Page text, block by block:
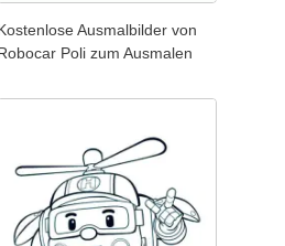
Ausmalbilder von
Poli zum Ausmalen